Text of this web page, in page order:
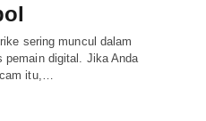
sering muncul dalam
pemain digital. Jika Anda
itu,…